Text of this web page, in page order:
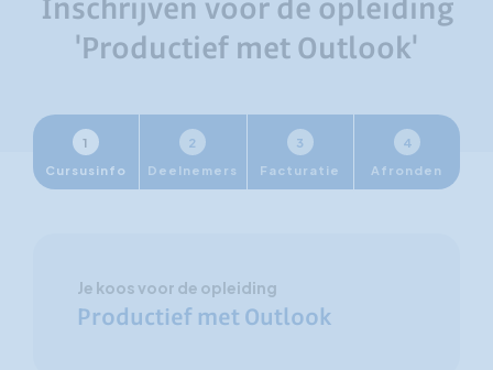
Inschrijven voor de opleiding
'Productief met Outlook'
1
Cursusinfo
2
Deelnemers
3
Facturatie
4
Afronden
Je koos voor de opleiding
Productief met Outlook